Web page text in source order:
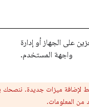
على الجهاز أو إدارة
واجهة المستخدم.
لإضافة ميزات جديدة. ننصحك
من المعلومات.